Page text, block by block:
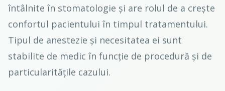
întâlnite în stomatologie și are rolul de a crește
confortul pacientului în timpul tratamentului.
Tipul de anestezie și necesitatea ei sunt
stabilite de medic în funcție de procedură și de
particularitățile cazului.